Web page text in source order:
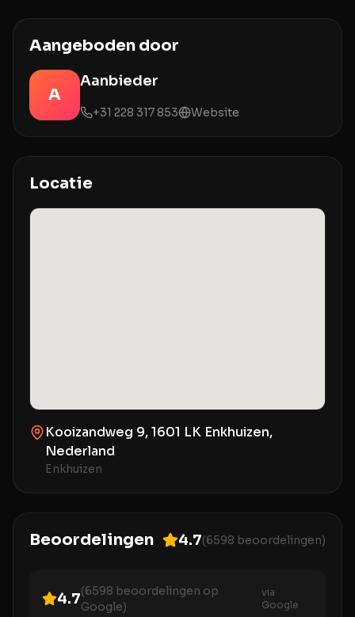
Aangeboden door
A
Aanbieder
+31 228 317 853 Website
Locatie
Kooizandweg 9, 1601 LK Enkhuizen,
Nederland
Enkhuizen
Beoordelingen 4.7(6598 beoordelingen)
4.7(6598 beoordelingen op
Google)
via
Google